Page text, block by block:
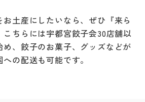
土産にしたいなら、ぜひ『来ら
こちらには宇都宮餃子会30店舗以
、餃子のお菓子、グッズなどが
の配送も可能です。